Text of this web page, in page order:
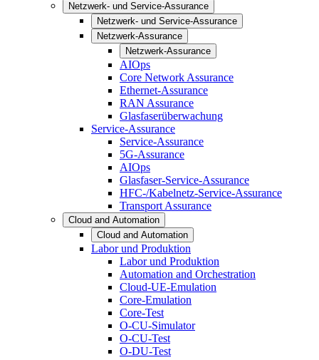
Netzwerk- und Service-Assurance
Netzwerk- und Service-Assurance
Netzwerk-Assurance
Netzwerk-Assurance
AIOps
Core Network Assurance
Ethernet-Assurance
RAN Assurance
Glasfaserüberwachung
Service-Assurance
Service-Assurance
5G-Assurance
AIOps
Glasfaser-Service-Assurance
HFC-/Kabelnetz-Service-Assurance
Transport Assurance
Cloud and Automation
Cloud and Automation
Labor und Produktion
Labor und Produktion
Automation and Orchestration
Cloud-UE-Emulation
Core-Emulation
Core-Test
O-CU-Simulator
O-CU-Test
O-DU-Test